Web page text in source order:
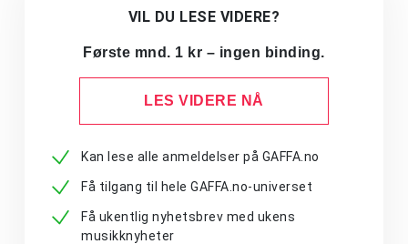
VIL DU LESE VIDERE?
Første mnd. 1 kr – ingen binding.
LES VIDERE NÅ
Kan lese alle anmeldelser på GAFFA.no
Få tilgang til hele GAFFA.no-universet
Få ukentlig nyhetsbrev med ukens
musikknyheter